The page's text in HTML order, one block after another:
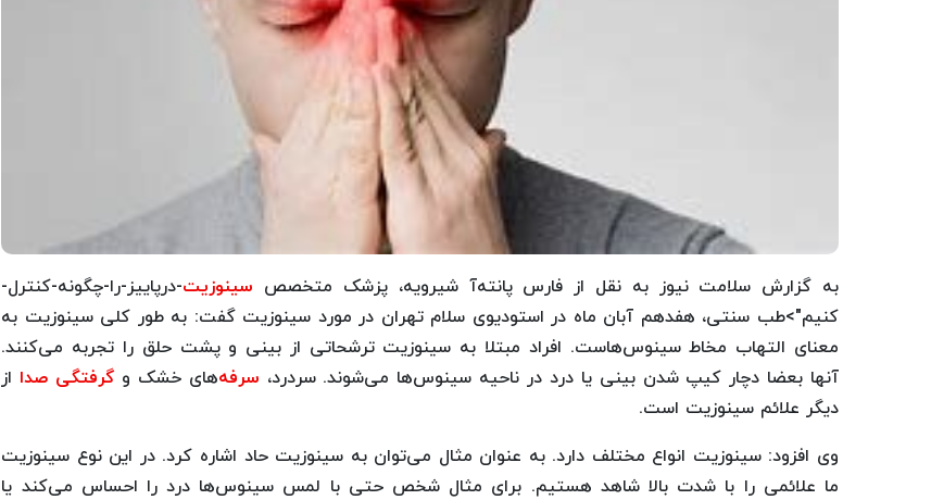
به گزارش سلامت نیوز به نقل از فارس پانته‌آ شیرویه، پزشک متخصص سینوزیت-درپاییز-را-چگونه-کنترل-
کنیم">طب سنتی، هفدهم آبان ماه در استودیوی سلام تهران در مورد سینوزیت گفت: به طور کلی سینوزیت به
معنای التهاب مخاط سینوس‌هاست. افراد مبتلا به سینوزیت ترشحاتی از بینی و پشت حلق را تجربه می‌کنند.
آنها بعضا دچار کیپ شدن بینی یا درد در ناحیه سینوس‌ها می‌شوند. سردرد، سرفه‌های خشک و گرفتگی صدا از
دیگر علائم سینوزیت است.
وی افزود: سینوزیت‌ انواع مختلف دارد. به عنوان مثال می‌توان به سینوزیت حاد اشاره کرد. در این نوع سینوزیت
ما علائمی را با شدت بالا شاهد هستیم. برای مثال شخص حتی با لمس سینوس‌ها درد را احساس می‌کند یا